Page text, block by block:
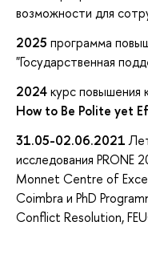
возможности для
2025 программа
"Государственная
2024курс повышения
How to Be Polite yet
31.05-02.06.2021
исследования PRONE
Monnet Centre of
Coimbra и PhD
Conflict Resolution,